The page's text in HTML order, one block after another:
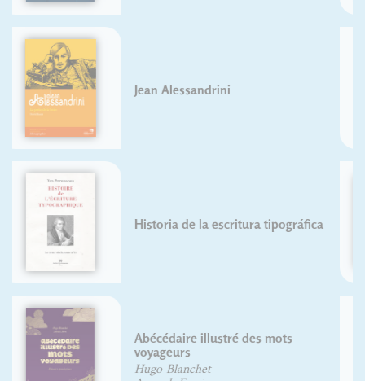
Mise en page & impression
Maux du jour
Codex 80
Jean Alessandrini